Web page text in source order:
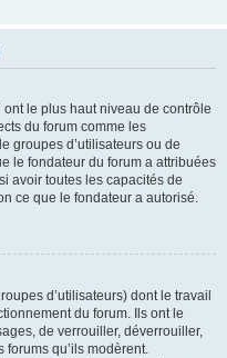
le plus haut niveau de contrôle
du forum comme les
groupes d’utilisateurs ou de
le fondateur du forum a attribuées
avoir toutes les capacités de
ce que le fondateur a autorisé.
d’utilisateurs) dont le travail
du forum. Ils ont le
de verrouiller, déverrouiller,
qu’ils modèrent.